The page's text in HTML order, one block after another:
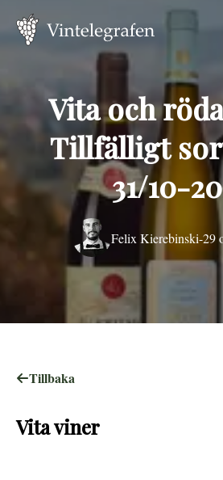
Vita och
Tillfälligt
31/10-
Felix Kierebinski-29
Tillbaka
Vita viner